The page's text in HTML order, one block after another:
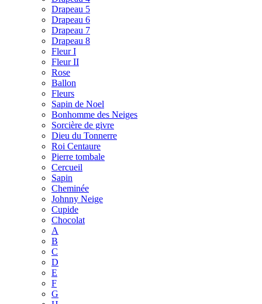
Drapeau 5
Drapeau 6
Drapeau 7
Drapeau 8
Fleur I
Fleur II
Rose
Ballon
Fleurs
Sapin de Noel
Bonhomme des Neiges
Sorcière de givre
Dieu du Tonnerre
Roi Centaure
Pierre tombale
Cercueil
Sapin
Cheminée
Johnny Neige
Cupide
Chocolat
A
B
C
D
E
F
G